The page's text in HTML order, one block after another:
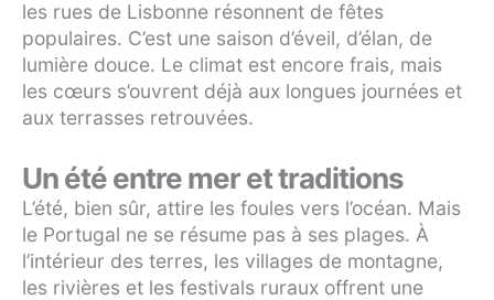
les rues de Lisbonne résonnent de fêtes
populaires. C’est une saison d’éveil, d’élan, de
lumière douce. Le climat est encore frais, mais
les cœurs s’ouvrent déjà aux longues journées et
aux terrasses retrouvées.
Un été entre mer et traditions
L’été, bien sûr, attire les foules vers l’océan. Mais
le Portugal ne se résume pas à ses plages. À
l’intérieur des terres, les villages de montagne,
les rivières et les festivals ruraux offrent une